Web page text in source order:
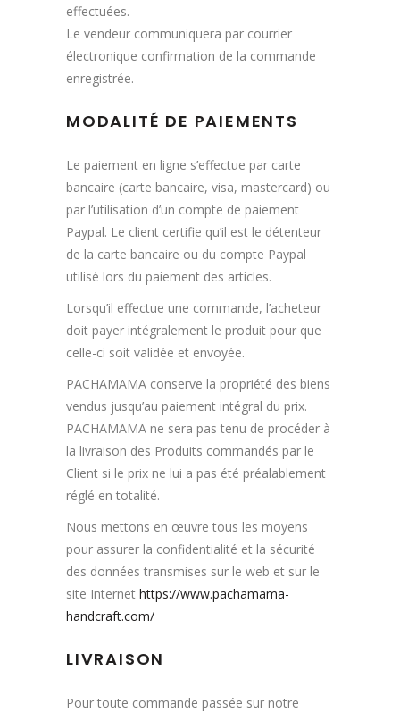
effectuées.
Le vendeur communiquera par courrier
électronique confirmation de la commande
enregistrée.
MODALITÉ DE PAIEMENTS
Le paiement en ligne s’effectue par carte
bancaire (carte bancaire, visa, mastercard) ou
par l’utilisation d’un compte de paiement
Paypal. Le client certifie qu’il est le détenteur
de la carte bancaire ou du compte Paypal
utilisé lors du paiement des articles.
Lorsqu’il effectue une commande, l’acheteur
doit payer intégralement le produit pour que
celle-ci soit validée et envoyée.
PACHAMAMA conserve la propriété des biens
vendus jusqu’au paiement intégral du prix.
PACHAMAMA ne sera pas tenu de procéder à
la livraison des Produits commandés par le
Client si le prix ne lui a pas été préalablement
réglé en totalité.
Nous mettons en œuvre tous les moyens
pour assurer la confidentialité et la sécurité
des données transmises sur le web et sur le
site Internet https://www.pachamama-
handcraft.com/
LIVRAISON
Pour toute commande passée sur notre